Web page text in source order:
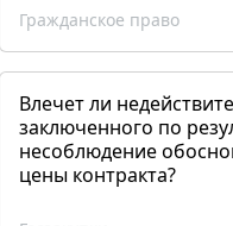
Гражданское право
Влечет ли
заключенного по
несоблюдение
цены контракта?